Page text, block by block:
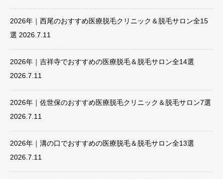
2026年｜西尾のおすすめ医療脱毛クリニック＆脱毛サロン全15
選 2026.7.11
2026年｜吉祥寺でおすすめの医療脱毛＆脱毛サロン全14選
2026.7.11
2026年｜佐世保のおすすめ医療脱毛クリニック＆脱毛サロン7選
2026.7.11
2026年｜溝の口でおすすめの医療脱毛＆脱毛サロン全13選
2026.7.11